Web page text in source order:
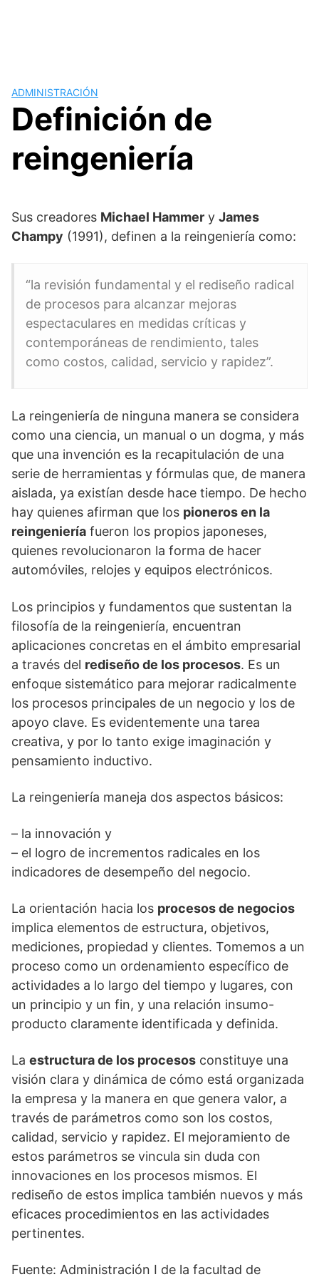
ADMINISTRACIÓN
Definición de
reingeniería
Sus creadores Michael Hammer y James
Champy (1991), definen a la reingeniería como:
“la revisión fundamental y el rediseño radical
de procesos para alcanzar mejoras
espectaculares en medidas críticas y
contemporáneas de rendimiento, tales
como costos, calidad, servicio y rapidez”.
La reingeniería de ninguna manera se considera
como una ciencia, un manual o un dogma, y más
que una invención es la recapitulación de una
serie de herramientas y fórmulas que, de manera
aislada, ya existían desde hace tiempo. De hecho
hay quienes afirman que los pioneros en la
reingeniería fueron los propios japoneses,
quienes revolucionaron la forma de hacer
automóviles, relojes y equipos electrónicos.
Los principios y fundamentos que sustentan la
filosofía de la reingeniería, encuentran
aplicaciones concretas en el ámbito empresarial
a través del rediseño de los procesos. Es un
enfoque sistemático para mejorar radicalmente
los procesos principales de un negocio y los de
apoyo clave. Es evidentemente una tarea
creativa, y por lo tanto exige imaginación y
pensamiento inductivo.
La reingeniería maneja dos aspectos básicos:
– la innovación y
– el logro de incrementos radicales en los
indicadores de desempeño del negocio.
La orientación hacia los procesos de negocios
implica elementos de estructura, objetivos,
mediciones, propiedad y clientes. Tomemos a un
proceso como un ordenamiento específico de
actividades a lo largo del tiempo y lugares, con
un principio y un fin, y una relación insumo-
producto claramente identificada y definida.
La estructura de los procesos constituye una
visión clara y dinámica de cómo está organizada
la empresa y la manera en que genera valor, a
través de parámetros como son los costos,
calidad, servicio y rapidez. El mejoramiento de
estos parámetros se vincula sin duda con
innovaciones en los procesos mismos. El
rediseño de estos implica también nuevos y más
eficaces procedimientos en las actividades
pertinentes.
Fuente: Administración I de la facultad de